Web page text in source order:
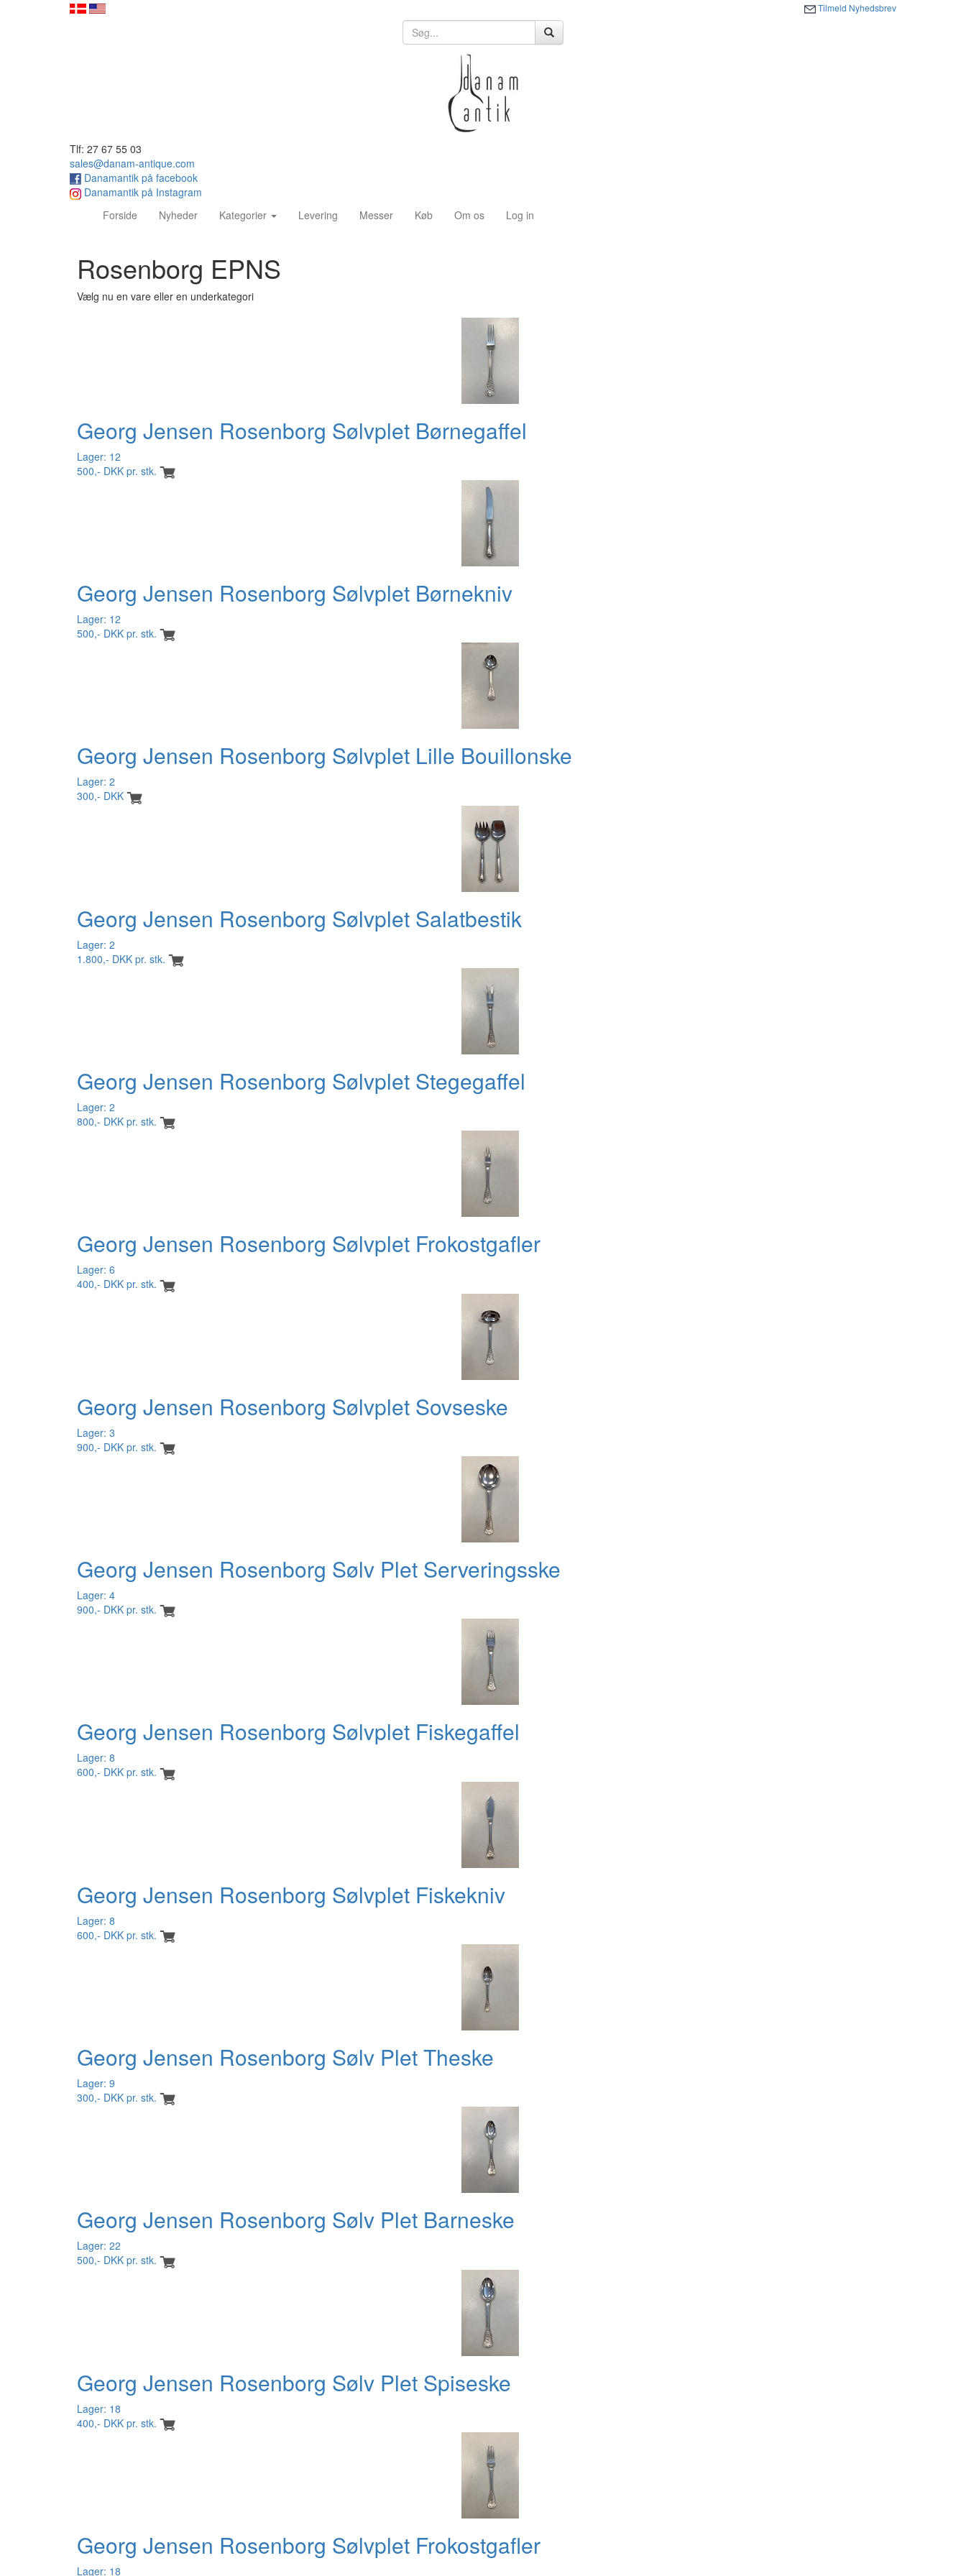
Tilmeld Nyhedsbrev
Tlf: 27 67 55 03
sales@danam-antique.com
Danamantik på facebook
Danamantik på Instagram
Forside (current)Nyheder Kategorier Levering Messer Køb Om os Log in
Rosenborg EPNS
Vælg nu en vare eller en underkategori
Georg Jensen Rosenborg Sølvplet Børnegaffel
Lager: 12
500,- DKK pr. stk.
Georg Jensen Rosenborg Sølvplet Børnekniv
Lager: 12
500,- DKK pr. stk.
Georg Jensen Rosenborg Sølvplet Lille Bouillonske
Lager: 2
300,- DKK
Georg Jensen Rosenborg Sølvplet Salatbestik
Lager: 2
1.800,- DKK pr. stk.
Georg Jensen Rosenborg Sølvplet Stegegaffel
Lager: 2
800,- DKK pr. stk.
Georg Jensen Rosenborg Sølvplet Frokostgafler
Lager: 6
400,- DKK pr. stk.
Georg Jensen Rosenborg Sølvplet Sovseske
Lager: 3
900,- DKK pr. stk.
Georg Jensen Rosenborg Sølv Plet Serveringsske
Lager: 4
900,- DKK pr. stk.
Georg Jensen Rosenborg Sølvplet Fiskegaffel
Lager: 8
600,- DKK pr. stk.
Georg Jensen Rosenborg Sølvplet Fiskekniv
Lager: 8
600,- DKK pr. stk.
Georg Jensen Rosenborg Sølv Plet Theske
Lager: 9
300,- DKK pr. stk.
Georg Jensen Rosenborg Sølv Plet Barneske
Lager: 22
500,- DKK pr. stk.
Georg Jensen Rosenborg Sølv Plet Spiseske
Lager: 18
400,- DKK pr. stk.
Georg Jensen Rosenborg Sølvplet Frokostgafler
Lager: 18